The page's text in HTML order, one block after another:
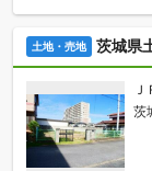
土地・売地 茨城県
茨